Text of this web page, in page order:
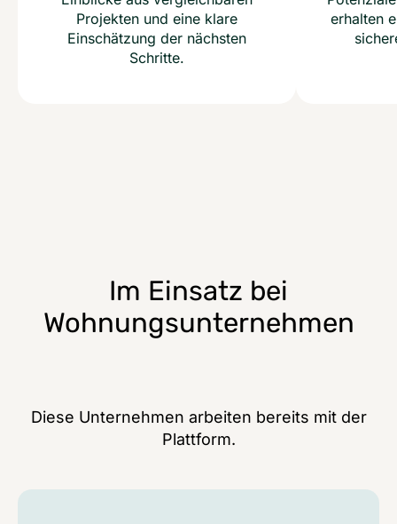
Projekten und eine klare
Einschätzung der nächsten
Schritte.
erhalten
Im Einsatz bei
Wohnungsunternehmen
Diese Unternehmen arbeiten bereits mit der
Plattform.